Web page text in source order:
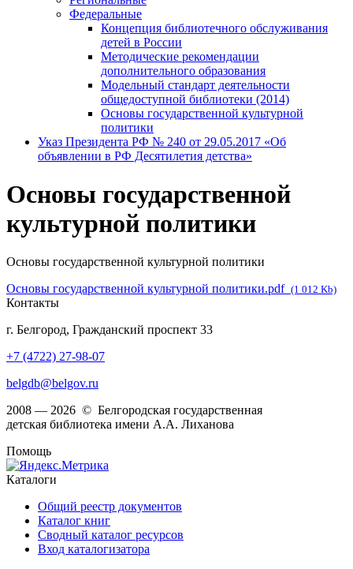
Федеральные
Концепция библиотечного обслуживания
детей в России
Методические рекомендации
дополнительного образования
Модельный стандарт деятельности
общедоступной библиотеки (2014)
Основы государственной культурной
политики
Указ Президента РФ № 240 от 29.05.2017 «Об
объявлении в РФ Десятилетия детства»
Основы государственной
культурной политики
Основы государственной культурной политики
Основы государственной культурной политики.pdf (1 012 Kb)
Контакты
г. Белгород, Гражданский проспект 33
+7 (4722) 27-98-07
belgdb@belgov.ru
2008 — 2026 © Белгородская государственная
детская библиотека имени А.А. Лиханова
Помощь
Каталоги
Общий реестр документов
Каталог книг
Сводный каталог ресурсов
Вход каталогизатора